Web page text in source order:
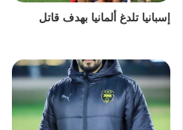
إسبانيا تلدغ ألمانيا بهدف قاتل